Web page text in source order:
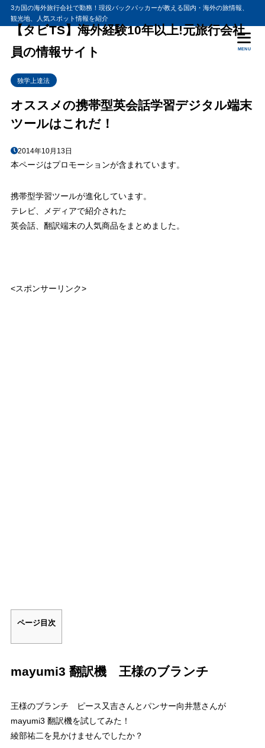
3カ国の海外旅行会社で勤務！現役バックパッカーが教える国内・海外の旅情報、
観光地、人気スポット情報を紹介
【タビTS】海外経験10年以上!元旅行会社
員の情報サイト
MENU
独学上達法
オススメの携帯型英会話学習デジタル端末
ツールはこれだ！
2014年10月13日
本ページはプロモーションが含まれています。
携帯型学習ツールが進化しています。
テレビ、メディアで紹介された
英会話、翻訳端末の人気商品をまとめました。
<スポンサーリンク>
ページ目次
mayumi3 翻訳機 王様のブランチ
王様のブランチ ピース又吉さんとパンサー向井慧さんが
mayumi3 翻訳機を試してみた！
綾部祐二を見かけませんでしたか？
目次
2 翻訳機 ポケットトークは精度が高かった件
3 英語をなぞると日本語に変換 和英モデル
4 カバン、ポケットの中のLL英会話教室 エクスワードライズ
収録
7 携帯型英会話学習プレーヤー『I talk TV』
8 えいご上手CD学習は4段階スピード